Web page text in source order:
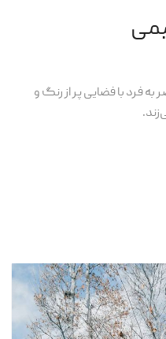
فرد با فضایی پر از رنگ و